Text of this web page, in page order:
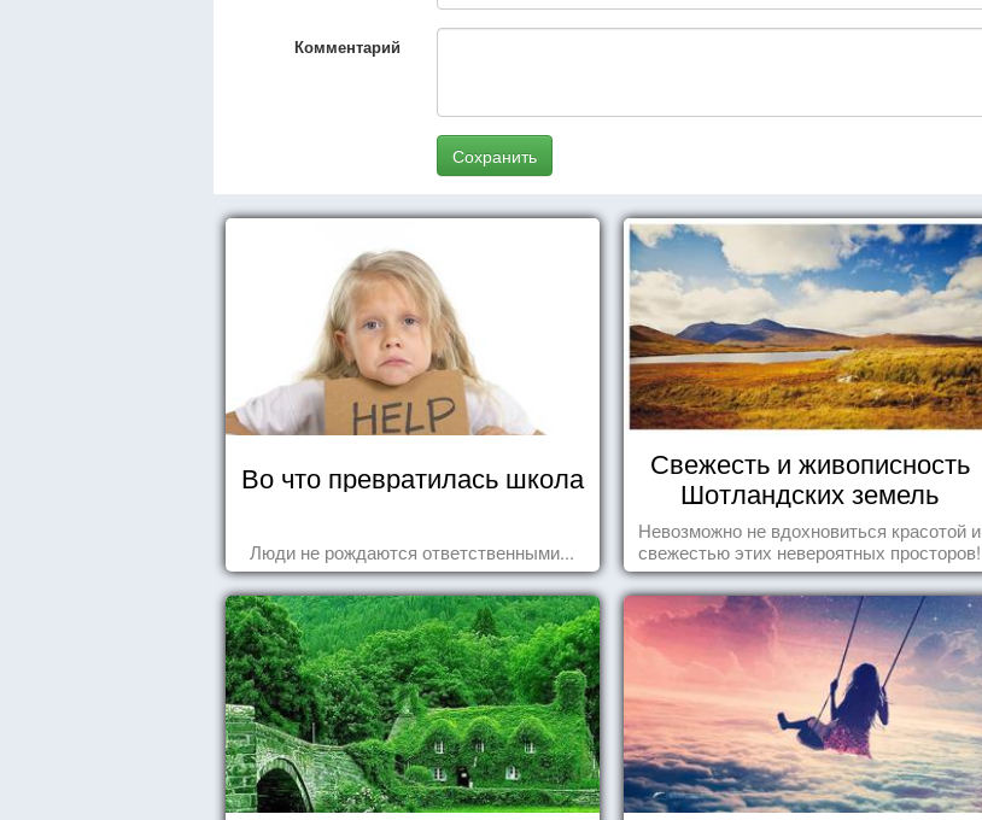
Комментарий
Сохранить
Во что превратилась школа
Люди не рождаются ответственными...
Свежесть и живописность
Шотландских земель
Невозможно не вдохновиться красотой и
свежестью этих невероятных просторов!